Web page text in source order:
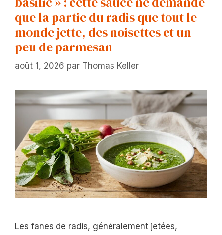
que la partie du radis que tout le
monde jette, des noisettes et un
peu de parmesan
août 1, 2026 par Thomas Keller
Les fanes de radis, généralement jetées,